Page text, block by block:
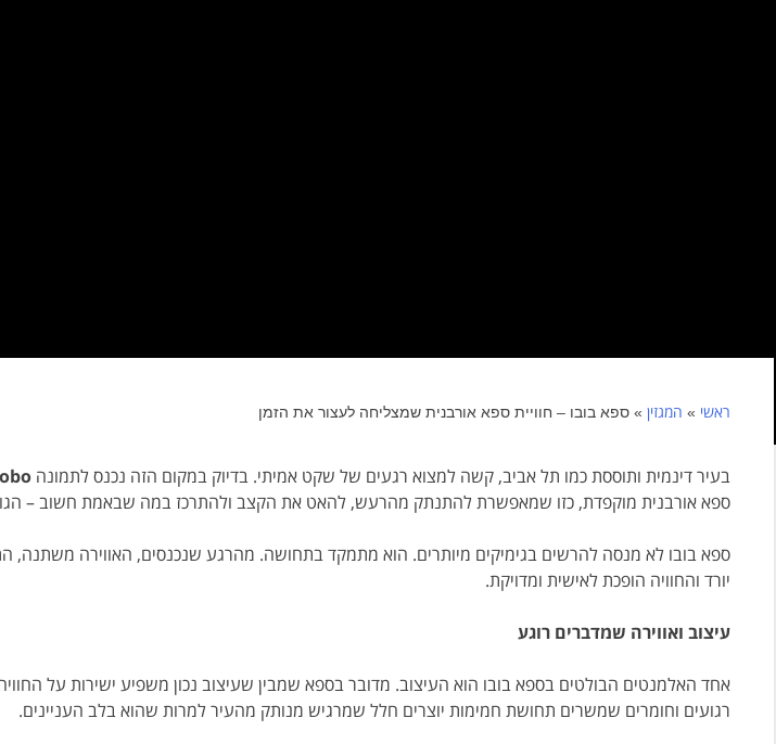
ראשי » המגזין » ספא בובו – חוויית ספא אורבנית שמצליחה לעצור את הזמן
בעיר דינמית ותוססת כמו תל אביב, קשה למצוא רגעים של שקט אמיתי. בדיוק במקום הזה נכנס לתמונה
ספא אורבנית מוקפדת, כזו שמאפשרת להתנתק מהרעש, להאט את הקצב ולהתרכז במה שבאמת חשוב –
ספא בובו לא מנסה להרשים בגימיקים מיותרים. הוא מתמקד בתחושה. מהרגע שנכנסים, האווירה משתנה,
יורד והחוויה הופכת לאישית ומדויקת.
עיצוב ואווירה שמדברים רוגע
אחד האלמנטים הבולטים בספא בובו הוא העיצוב. מדובר בספא שמבין שעיצוב נכון משפיע ישירות על
רגועים וחומרים שמשרים תחושת חמימות יוצרים חלל שמרגיש מנותק מהעיר למרות שהוא בלב העניינים.